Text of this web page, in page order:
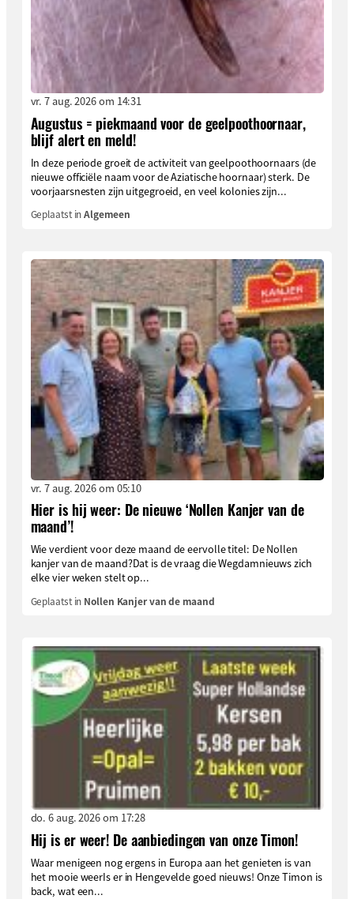
vr. 7 aug. 2026 om 14:31
Augustus = piekmaand voor de geelpoothoornaar,
blijf alert en meld!
In deze periode groeit de activiteit van geelpoothoornaars (de
nieuwe officiële naam voor de Aziatische hoornaar) sterk. De
voorjaarsnesten zijn uitgegroeid, en veel kolonies zijn...
Geplaatst inAlgemeen
vr. 7 aug. 2026 om 05:10
Hier is hij weer: De nieuwe ‘Nollen Kanjer van de
maand’!
Wie verdient voor deze maand de eervolle titel: De Nollen
kanjer van de maand?Dat is de vraag die Wegdamnieuws zich
elke vier weken stelt op...
Geplaatst in Nollen Kanjer van de maand
do. 6 aug. 2026 om 17:28
Hij is er weer! De aanbiedingen van onze Timon!
Waar menigeen nog ergens in Europa aan het genieten is van
het mooie weerIs er in Hengevelde goed nieuws! Onze Timon is
back, wat een...